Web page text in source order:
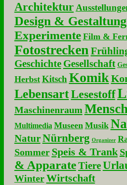
Architektur
Design & Gestaltung
Experimente Film &
Fotostrecken
Geschichte Gesellschaft
Herbst Kitsch Komik
LebensartLesestoff
Maschinenraum
Multimedia Museen Musik
NaturNürnberg Organizer
Sommer Speis & Trank
& Apparate Tiere
Winter Wirtschaft